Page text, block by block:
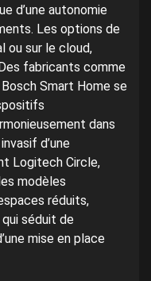
d’une autonomie
Les options de
ou sur le cloud,
fabricants comme
Smart Home se
dans
d’une
Logitech Circle,
modèles
réduits,
séduit de
mise en place